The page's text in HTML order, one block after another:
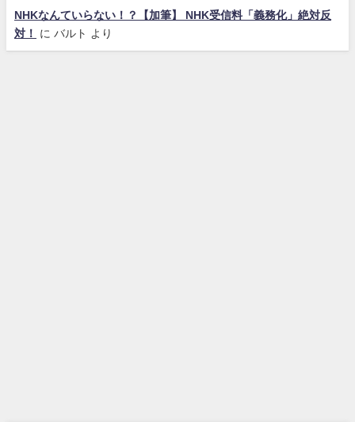
NHKなんていらない！？【加筆】 NHK受信料「義務化」絶対反
対！
に バルト より